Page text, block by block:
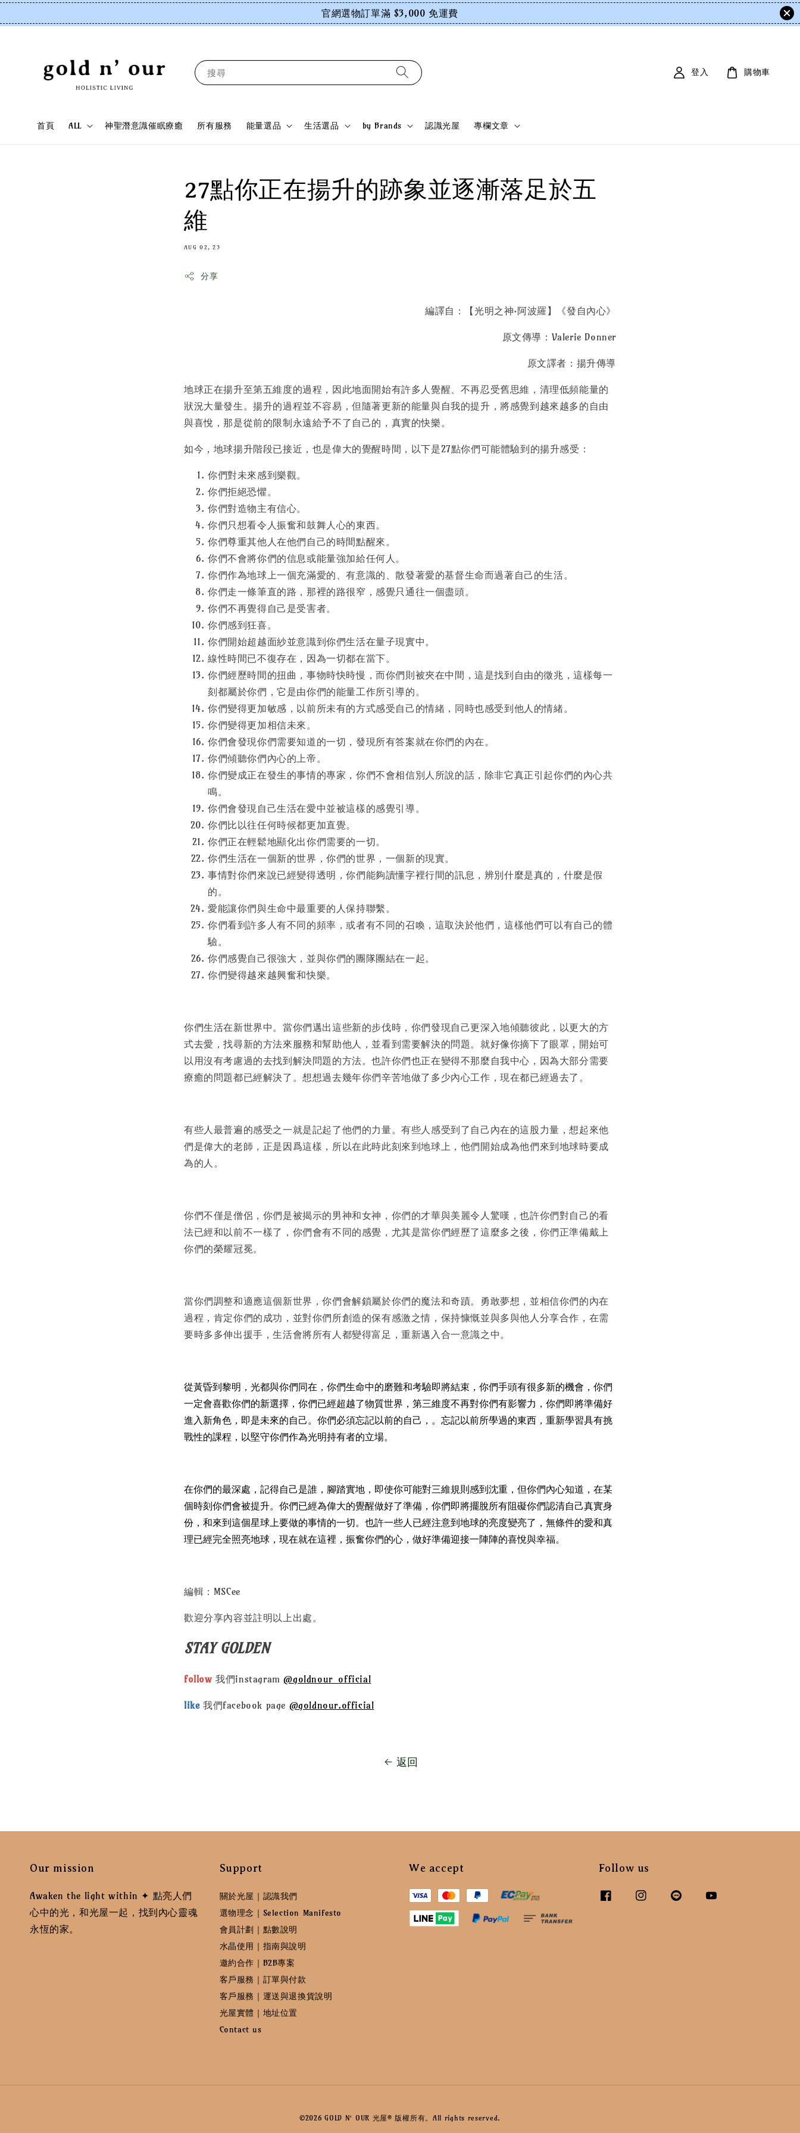
官網選物訂單滿 $3,000 免運費
搜尋
首頁 ALL 神聖潛意識催眠療癒 所有服務 能量選品 生活選品 by Brands 認識光屋 專欄文章
登入 購物車
27點你正在揚升的跡象並逐漸落足於五
維
AUG 02, 23
分享
編譯自：【光明之神·阿波羅】《發自內心》
原文傳導：Valerie Donner
原文譯者：揚升傳導
地球正在揚升至第五維度的過程，因此地面開始有許多人覺醒、不再忍受舊思維，清理低頻能量的
狀況大量發生。揚升的過程並不容易，但隨著更新的能量與自我的提升，將感覺到越來越多的自由
與喜悅，那是從前的限制永遠給予不了自己的，真實的快樂。
如今，地球揚升階段已接近，也是偉大的覺醒時間，以下是27點你們可能體驗到的揚升感受：
你們對未來感到樂觀。
你們拒絕恐懼。
你們對造物主有信心。
你們只想看令人振奮和鼓舞人心的東西。
你們尊重其他人在他們自己的時間點醒來。
你們不會將你們的信息或能量強加給任何人。
你們作為地球上一個充滿愛的、有意識的、散發著愛的基督生命而過著自己的生活。
你們走一條筆直的路，那裡的路很窄，感覺只通往一個盡頭。
你們不再覺得自己是受害者。
你們感到狂喜。
你們開始超越面紗並意識到你們生活在量子現實中。
線性時間已不復存在，因為一切都在當下。
你們經歷時間的扭曲，事物時快時慢，而你們則被夾在中間，這是找到自由的徵兆，這樣每一
刻都屬於你們，它是由你們的能量工作所引導的。
你們變得更加敏感，以前所未有的方式感受自己的情緒，同時也感受到他人的情緒。
你們變得更加相信未來。
你們會發現你們需要知道的一切，發現所有答案就在你們的內在。
你們傾聽你們內心的上帝。
你們變成正在發生的事情的專家，你們不會相信別人所說的話，除非它真正引起你們的內心共
鳴。
你們會發現自己生活在愛中並被這樣的感覺引導。
你們比以往任何時候都更加直覺。
你們正在輕鬆地顯化出你們需要的一切。
你們生活在一個新的世界，你們的世界，一個新的現實。
事情對你們來說已經變得透明，你們能夠讀懂字裡行間的訊息，辨別什麼是真的，什麼是假
的。
愛能讓你們與生命中最重要的人保持聯繫。
你們看到許多人有不同的頻率，或者有不同的召喚，這取決於他們，這樣他們可以有自己的體
驗。
你們感覺自己很強大，並與你們的團隊團結在一起。
你們變得越來越興奮和快樂。
你們生活在新世界中。當你們邁出這些新的步伐時，你們發現自己更深入地傾聽彼此，以更大的方
式去愛，找尋新的方法來服務和幫助他人，並看到需要解決的問題。就好像你摘下了眼罩，開始可
以用沒有考慮過的去找到解決問題的方法。也許你們也正在變得不那麼自我中心，因為大部分需要
療癒的問題都已經解決了。想想過去幾年你們辛苦地做了多少內心工作，現在都已經過去了。
有些人最普遍的感受之一就是記起了他們的力量。有些人感受到了自己內在的這股力量，想起來他
們是偉大的老師，正是因爲這樣，所以在此時此刻來到地球上，他們開始成為他們來到地球時要成
為的人。
你們不僅是僧侶，你們是被揭示的男神和女神，你們的才華與美麗令人驚嘆，也許你們對自己的看
法已經和以前不一樣了，你們會有不同的感覺，尤其是當你們經歷了這麼多之後，你們正準備戴上
你們的榮耀冠冕。
當你們調整和適應這個新世界，你們會解鎖屬於你們的魔法和奇蹟。勇敢夢想，並相信你們的內在
過程，肯定你們的成功，並對你們所創造的保有感激之情，保持慷慨並與多與他人分享合作，在需
要時多多伸出援手，生活會將所有人都變得富足，重新邁入合一意識之中。
從黃昏到黎明，光都與你們同在，你們生命中的磨難和考驗即將結束，你們手頭有很多新的機會，你們
一定會喜歡你們的新選擇，你們已經超越了物質世界，第三維度不再對你們有影響力，你們即將準備好
進入新角色，即是未來的自己。你們必須忘記以前的自己，。忘記以前所學過的東西，重新學習具有挑
戰性的課程，以堅守你們作為光明持有者的立場。
在你們的最深處，記得自己是誰，腳踏實地，即使你可能對三維規則感到沈重，但你們內心知道，在某
個時刻你們會被提升。 你們已經為偉大的覺醒做好了準備，你們即將擺脫所有阻礙你們認清自己真實身
份，和來到這個星球上要做的事情的一切。也許一些人已經注意到地球的亮度變亮了，無條件的愛和真
理已經完全照亮地球，現在就在這裡，振奮你們的心，做好準備迎接一陣陣的喜悅與幸福。
編輯：MSCee
歡迎分享內容並註明以上出處。
STAY GOLDEN
follow我們instagram@goldnour_official
like 我們facebook page @goldnour.official
返回
Our mission
Awaken the light within ✦ 點亮人們
心中的光，和光屋一起，找到內心靈魂
永恆的家。
Support
關於光屋｜認識我們
選物理念｜Selection Manifesto
會員計劃｜點數說明
水晶使用｜指南與說明
邀約合作｜B2B專案
客戶服務｜訂單與付款
客戶服務｜運送與退換貨說明
光屋實體｜地址位置
Contact us
We accept Follow us
©2026 GOLD N’ OUR 光屋® 版權所有。All rights reserved.